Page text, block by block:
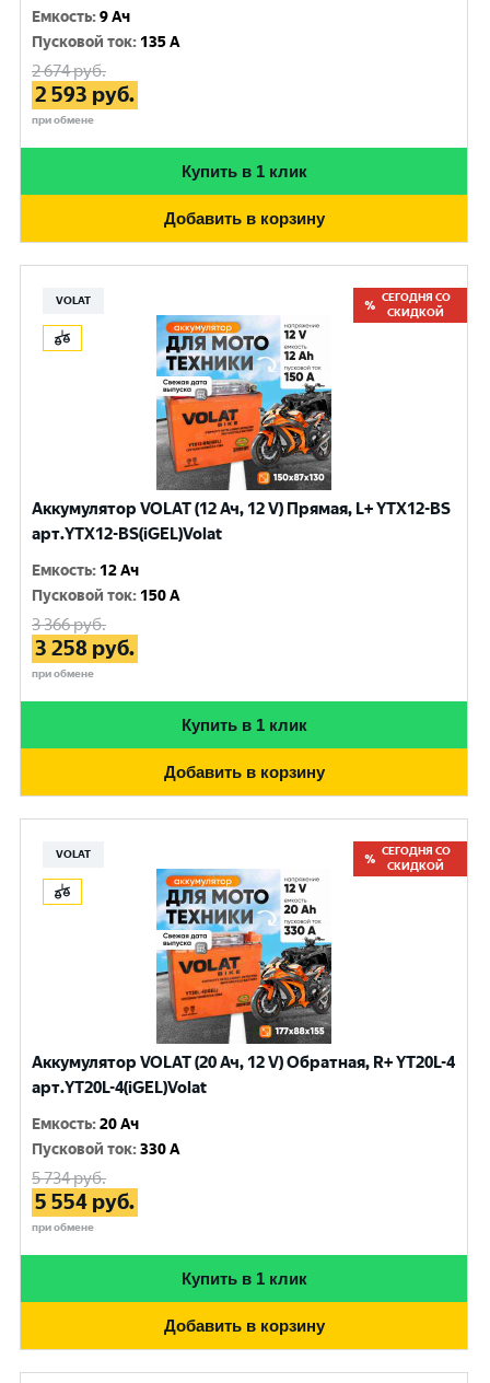
Емкость:9 Ач
Пусковой ток: 135 A
2 674руб.
2 593 руб.
при обмене
Купить в 1 клик
Добавить в корзину
VOLAT
СЕГОДНЯ СО
СКИДКОЙ
Аккумулятор VOLAT (12 Ач, 12 V) Прямая, L+ YTX12-BS
арт.YTX12-BS(iGEL)Volat
Емкость: 12 Ач
Пусковой ток: 150 A
3 366руб.
3 258 руб.
при обмене
Купить в 1 клик
Добавить в корзину
VOLAT
СЕГОДНЯ СО
СКИДКОЙ
Аккумулятор VOLAT (20 Ач, 12 V) Обратная, R+ YT20L-4
арт.YT20L-4(iGEL)Volat
Емкость:20 Ач
Пусковой ток:330 A
5 734руб.
5 554 руб.
при обмене
Купить в 1 клик
Добавить в корзину